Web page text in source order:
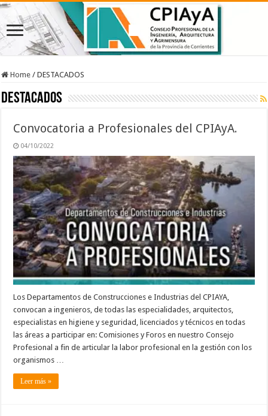
Home / DESTACADOS
DESTACADOS
Convocatoria a Profesionales del CPIAyA.
04/10/2022
Los Departamentos de Construcciones e Industrias del CPIAYA,
convocan a ingenieros, de todas las especialidades, arquitectos,
especialistas en higiene y seguridad, licenciados y técnicos en todas
las áreas a participar en: Comisiones y Foros en nuestro Consejo
Profesional a fin de articular la labor profesional en la gestión con los
organismos …
Leer más »